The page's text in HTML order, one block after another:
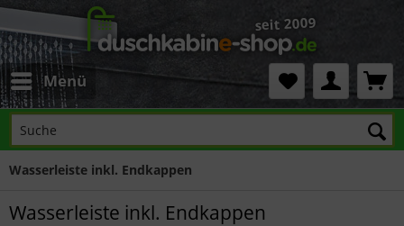
Menü
Wasserleiste inkl. Endkappen
Wasserleiste inkl. Endkappen